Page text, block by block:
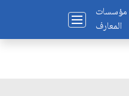
مؤسسات
المعارف